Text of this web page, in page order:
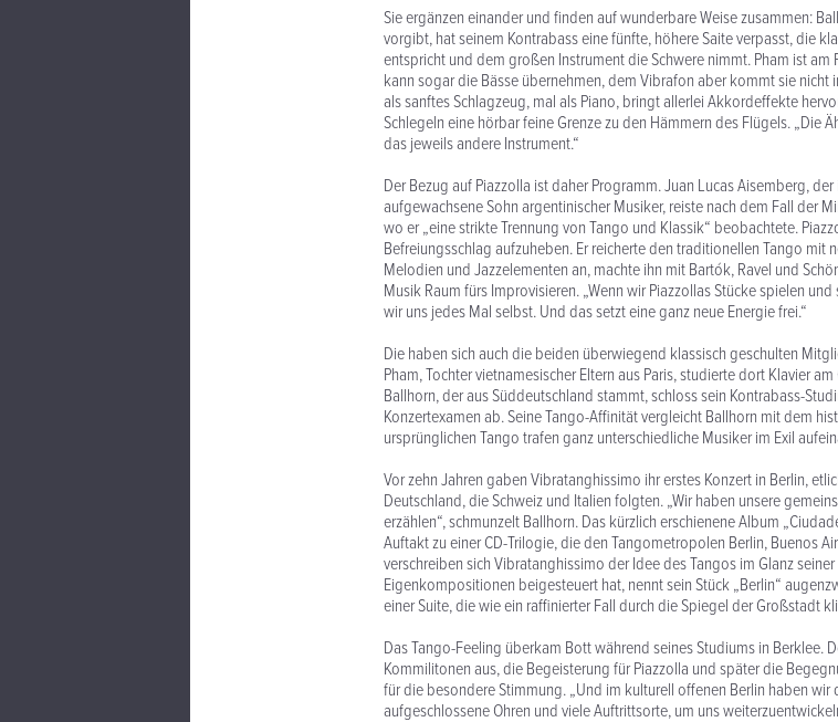
Sie ergänzen einander und finden auf wunderbare Weise zusammen:
vorgibt, hat seinem Kontrabass eine fünfte, höhere Saite verpasst, die
entspricht und dem großen Instrument die Schwere nimmt. Pham ist
kann sogar die Bässe übernehmen, dem Vibrafon aber kommt sie nicht
als sanftes Schlagzeug, mal als Piano, bringt allerlei Akkordeffekte
Schlegeln eine hörbar feine Grenze zu den Hämmern des Flügels. „Die
das jeweils andere Instrument.“
Der Bezug auf Piazzolla ist daher Programm. Juan Lucas Aisemberg,
aufgewachsene Sohn argentinischer Musiker, reiste nach dem Fall der
wo er „eine strikte Trennung von Tango und Klassik“ beobachtete.
Befreiungsschlag aufzuheben. Er reicherte den traditionellen Tango mit
Melodien und Jazzelementen an, machte ihn mit Bartók, Ravel und
Musik Raum fürs Improvisieren. „Wenn wir Piazzollas Stücke spielen
wir uns jedes Mal selbst. Und das setzt eine ganz neue Energie frei.“
Die haben sich auch die beiden überwiegend klassisch geschulten
Pham, Tochter vietnamesischer Eltern aus Paris, studierte dort Klavier
Ballhorn, der aus Süddeutschland stammt, schloss sein Kontrabass-
Konzertexamen ab. Seine Tango-Affinität vergleicht Ballhorn mit dem
ursprünglichen Tango trafen ganz unterschiedliche Musiker im Exil
Vor zehn Jahren gaben Vibratanghissimo ihr erstes Konzert in Berlin,
Deutschland, die Schweiz und Italien folgten. „Wir haben unsere
erzählen“, schmunzelt Ballhorn. Das kürzlich erschienene Album
Auftakt zu einer CD-Trilogie, die den Tangometropolen Berlin, Buenos
verschreiben sich Vibratanghissimo der Idee des Tangos im Glanz
Eigenkompositionen beigesteuert hat, nennt sein Stück „Berlin“
einer Suite, die wie ein raffinierter Fall durch die Spiegel der Großstadt
Das Tango-Feeling überkam Bott während seines Studiums in Berklee.
Kommilitonen aus, die Begeisterung für Piazzolla und später die
für die besondere Stimmung. „Und im kulturell offenen Berlin haben wir
aufgeschlossene Ohren und viele Auftrittsorte, um uns